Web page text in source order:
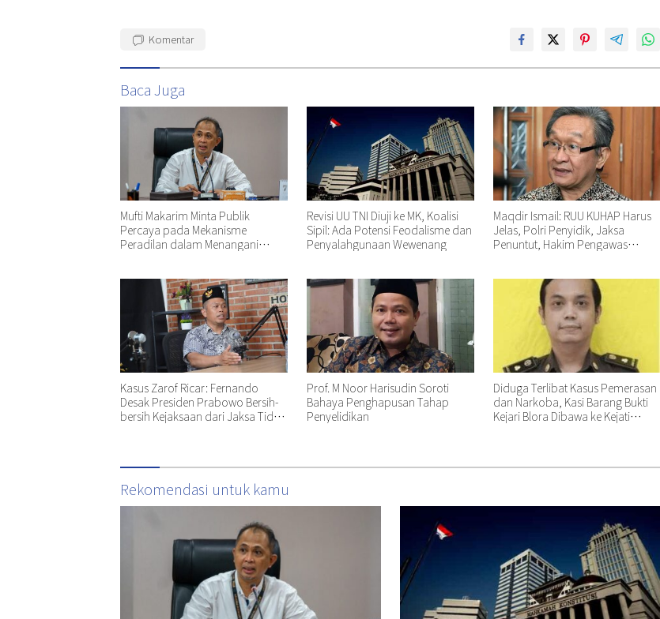
Komentar
Baca Juga
Mufti Makarim Minta Publik
Percaya pada Mekanisme
Peradilan dalam Menangani
Revisi UU TNI Diuji ke MK, Koalisi
Sipil: Ada Potensi Feodalisme dan
Penyalahgunaan Wewenang
Maqdir Ismail: RUU KUHAP Harus
Jelas, Polri Penyidik, Jaksa
Penuntut, Hakim Pengawas
Kasus Zarof Ricar: Fernando
Desak Presiden Prabowo Bersih-
bersih Kejaksaan dari Jaksa Tidak
Prof. M Noor Harisudin Soroti
Bahaya Penghapusan Tahap
Penyelidikan
Diduga Terlibat Kasus Pemerasan
dan Narkoba, Kasi Barang Bukti
Kejari Blora Dibawa ke Kejati
Rekomendasi untuk kamu